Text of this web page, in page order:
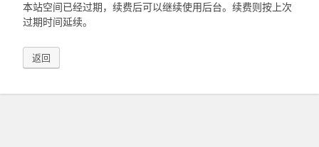
本站空间已经过期，续费后可以继续使用后台。续费则按上次
过期时间延续。
返回